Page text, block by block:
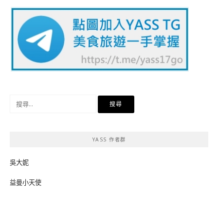
YASS 作者群
吳大妮
益曼小天使